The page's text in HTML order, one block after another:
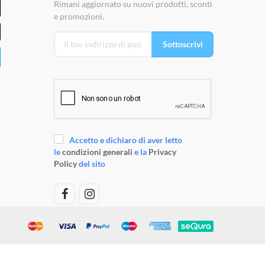
Rimani aggiornato su nuovi prodotti, sconti
e promozioni.
Sottoscrivi
Accetto e dichiaro di aver letto
lecondizioni generali e la Privacy
Policydel sito